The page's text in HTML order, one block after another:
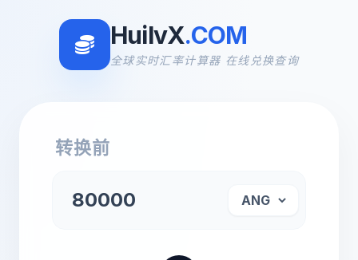
HuilvX.COM
全球实时汇率计算器 在线兑换查询
转换前